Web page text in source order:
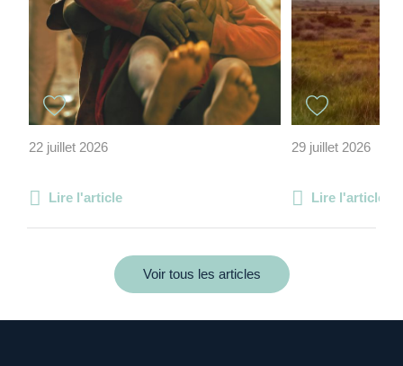
22 juillet 2026
Lire l'article
29 juillet 2026
Lire l'article
Voir tous les articles